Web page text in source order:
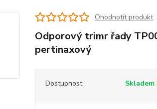
Ohodnotit produkt
Odporový trimr řady
pertinaxový
Dostupnost Skladem